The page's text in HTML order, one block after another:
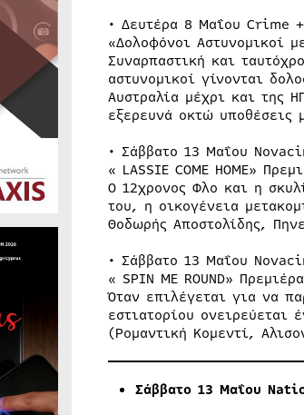
• Δευτέρα 8 Μαΐου
«Δολοφόνοι Αστυνομικοί
Συναρπαστική και
αστυνομικοί γίνονται
Αυστραλία μέχρι και της
εξερευνά οκτώ υποθέσεις
• Σάββατο 13 Μαΐου
« LASSIE COME HOME»
Ο 12χρονος Φλο και η
του, η οικογένεια
Θοδωρής Αποστολίδης,
• Σάββατο 13 Μαΐου
« SPIN ME ROUND» Πρεμιέρα
Όταν επιλέγεται για να
εστιατορίου
(Ρομαντική Κομεντί,
Σάββατο13 Μαΐου